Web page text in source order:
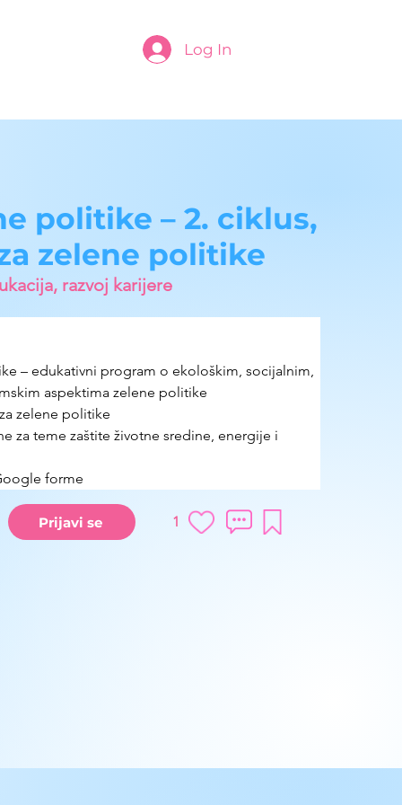
Log In
politike – 2. ciklus,
zelene politike
razvoj karijere
– edukativni program o ekološkim, socijalnim,
aspektima zelene politike
zelene politike
za teme zaštite životne sredine, energije i
forme
Prijavi se 1